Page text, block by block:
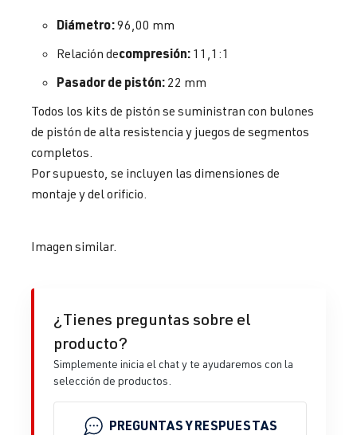
Diámetro:96,00 mm
Relación decompresión: 11,1:1
Pasador de pistón: 22 mm
Todos los kits de pistón se suministran con bulones
de pistón de alta resistencia y juegos de segmentos
completos.
Por supuesto, se incluyen las dimensiones de
montaje y del orificio.
Imagen similar.
¿Tienes preguntas sobre el
producto?
Simplemente inicia el chat y te ayudaremos con la
selección de productos.
PREGUNTAS Y RESPUESTAS